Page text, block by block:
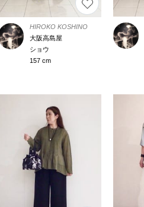
HIROKO KOSHINO
大阪高島屋
ショウ
157 cm